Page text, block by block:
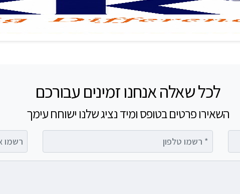
לכל שאלה אנחנו זמינים עבורכם
השאירו פרטים בטופס ומיד נציג שלנו ישוחח עימך